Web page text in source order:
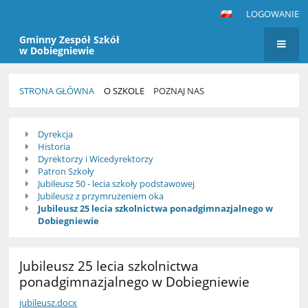
LOGOWANIE
Gminny Zespół Szkół
w Dobiegniewie
STRONA GŁÓWNA O SZKOLE POZNAJ NAS
Poznaj
nas
Dyrekcja
Historia
Dyrektorzy i Wicedyrektorzy
Patron Szkoły
Jubileusz 50 - lecia szkoły podstawowej
Jubileusz z przymrużeniem oka
Jubileusz 25 lecia szkolnictwa ponadgimnazjalnego w
Dobiegniewie
Jubileusz 25 lecia szkolnictwa
ponadgimnazjalnego w Dobiegniewie
jubileusz.docx